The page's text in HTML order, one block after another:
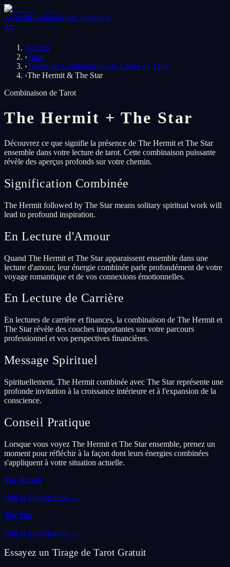
AccueilBoutiqueBlogConnexion
Accueil
›Tarot
›Toutes les Combinaisons de Cartes de Tarot
›The Hermit & The Star
Combinaison de Tarot
The Hermit +The Star
Découvrez ce que signifie la présence de The Hermit et The Star
ensemble dans votre lecture de tarot. Cette combinaison puissante
révèle des aperçus profonds sur votre chemin.
Signification Combinée
The Hermit followed by The Star means solitary spiritual work will
lead to profound inspiration.
En Lecture d'Amour
Quand The Hermit et The Star apparaissent ensemble dans une
lecture d'amour, leur énergie combinée parle profondément de votre
voyage romantique et de vos connexions émotionnelles.
En Lecture de Carrière
En lectures de carrière et finances, la combinaison de The Hermit et
The Star révèle des couches importantes sur votre parcours
professionnel et vos perspectives financières.
Message Spirituel
Spirituellement, The Hermit combinée avec The Star représente une
profonde invitation à la croissance intérieure et à l'expansion de la
conscience.
Conseil Pratique
Lorsque vous voyez The Hermit et The Star ensemble, prenez un
moment pour réfléchir à la façon dont leurs énergies combinées
s'appliquent à votre situation actuelle.
The Hermit
Voir la Signification →
The Star
Voir la Signification →
Essayez un Tirage de Tarot Gratuit